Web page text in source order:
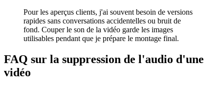
Pour les aperçus clients, j'ai souvent besoin de versions
rapides sans conversations accidentelles ou bruit de
fond. Couper le son de la vidéo garde les images
utilisables pendant que je prépare le montage final.
FAQ sur la suppression de l'audio d'une
vidéo